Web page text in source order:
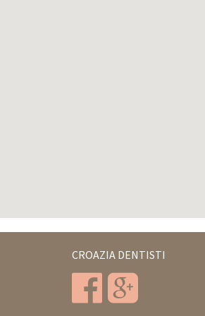
CROAZIA DENTISTI